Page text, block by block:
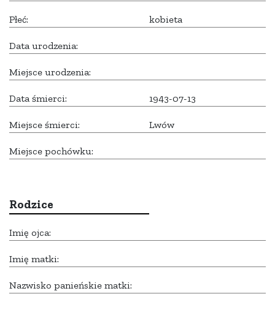
Płeć: kobieta
Data urodzenia:
Miejsce urodzenia:
Data śmierci: 1943-07-13
Miejsce śmierci: Lwów
Miejsce pochówku:
Rodzice
Imię ojca:
Imię matki:
Nazwisko panieńskie matki: